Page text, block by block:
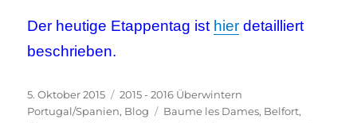
Der heutige Etappentag ist hier detailliert
beschrieben.
Veröffentlicht
am
5. Oktober 2015 Kategorien
2015 - 2016 Überwintern
Portugal/Spanien, Blog Schlagwörter
Baume les Dames, Belfort,